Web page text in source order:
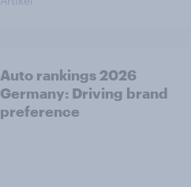
Auto rankings 2026
Germany: Driving brand
preference